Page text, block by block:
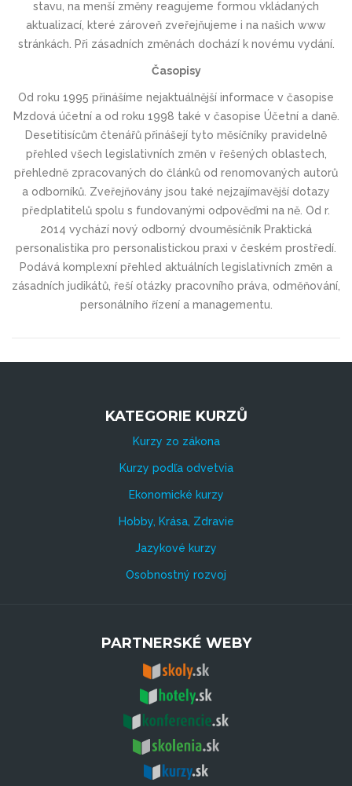
stavu, na menší změny reagujeme formou vkládaných
aktualizací, které zároveň zveřejňujeme i na našich www
stránkách. Při zásadních změnách dochází k novému vydání.
Časopisy
Od roku 1995 přinášíme nejaktuálnější informace v časopise
Mzdová účetní a od roku 1998 také v časopise Účetní a daně.
Desetitisícům čtenářů přinášejí tyto měsíčníky pravidelně
přehled všech legislativních změn v řešených oblastech,
přehledně zpracovaných do článků od renomovaných autorů
a odborníků. Zveřejňovány jsou také nejzajímavější dotazy
předplatitelů spolu s fundovanými odpověďmi na ně. Od r.
2014 vychází nový odborný dvouměsíčník Praktická
personalistika pro personalistickou praxi v českém prostředí.
Podává komplexní přehled aktuálních legislativních změn a
zásadních judikátů, řeší otázky pracovního práva, odměňování,
personálního řízení a managementu.
KATEGORIE KURZŮ
Kurzy zo zákona
Kurzy podľa odvetvia
Ekonomické kurzy
Hobby, Krása, Zdravie
Jazykové kurzy
Osobnostný rozvoj
PARTNERSKÉ WEBY